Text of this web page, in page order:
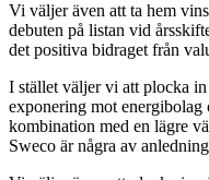
Vi väljer även att ta hem
debuten på listan vid
det positiva bidraget från
I stället väljer vi att plocka
exponering mot
kombination med en lägre
Sweco är några av